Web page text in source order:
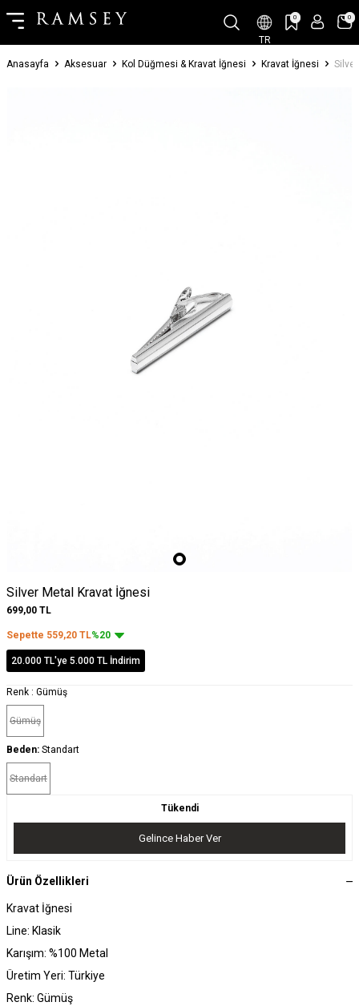
TR
0 0
Anasayfa Aksesuar Kol Düğmesi & Kravat İğnesi Kravat İğnesi
Silver Metal Kravat İğnesi
699,00 TL
Sepette 559,20 TL%20
20.000 TL'ye 5.000 TL İndirim
Renk : Gümüş
Gümüş
Beden: Standart
Standart
Tükendi
Gelince Haber Ver
Ürün Özellikleri
Kravat İğnesi
Line: Klasik
Karışım: %100 Metal
Üretim Yeri: Türkiye
Renk: Gümüş